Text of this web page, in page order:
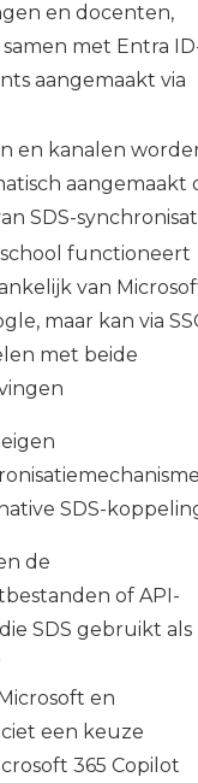
en docenten,
met Entra
aangemaakt via
en kanalen
aangemaakt
SDS-
functioneert
van
maar kan via
met beide
SDS-
de
of API-
SDS gebruikt als
en
een keuze
365 Copilot